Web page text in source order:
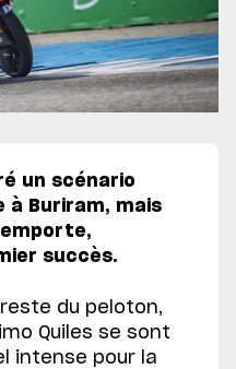
un scénario
à Buriram, mais
succès.
du peloton,
Quiles se sont
intense pour la